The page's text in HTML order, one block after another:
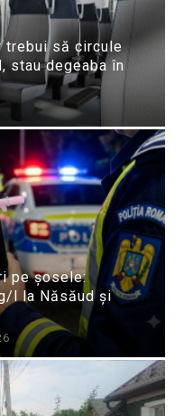
trebui să circule
stau degeaba în
pe șosele:
l la Năsăud și